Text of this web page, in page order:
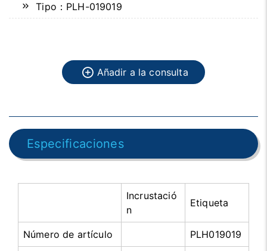
Tipo：PLH-019019
Añadir a la consulta
Especificaciones
Incrustació
n
Etiqueta
Número de artículo PLH019019